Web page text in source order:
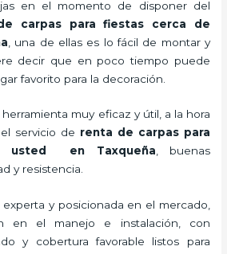
en el momento de disponer del
carpas para fiestas cerca de
, una de ellas es lo fácil de montar y
decir que en poco tiempo puede
favorito para la decoración.
muy eficaz y útil, a la hora
servicio de renta de carpas para
usted en Taxqueña, buenas
y resistencia.
y posicionada en el mercado,
en el manejo e instalación, con
y cobertura favorable listos para